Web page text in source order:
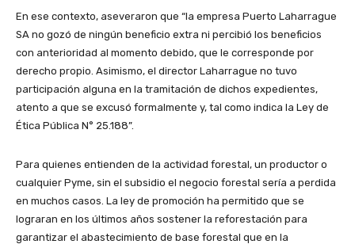
En ese contexto, aseveraron que “la empresa Puerto Laharrague
SA no gozó de ningún beneficio extra ni percibió los beneficios
con anterioridad al momento debido, que le corresponde por
derecho propio. Asimismo, el director Laharrague no tuvo
participación alguna en la tramitación de dichos expedientes,
atento a que se excusó formalmente y, tal como indica la Ley de
Ética Pública N° 25.188”.
Para quienes entienden de la actividad forestal, un productor o
cualquier Pyme, sin el subsidio el negocio forestal sería a perdida
en muchos casos. La ley de promoción ha permitido que se
lograran en los últimos años sostener la reforestación para
garantizar el abastecimiento de base forestal que en la